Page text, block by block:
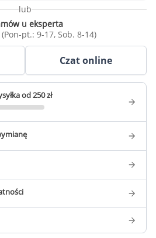
lub
u eksperta
pt.: 9-17, Sob. 8-14)
Czat online
od 250 zł